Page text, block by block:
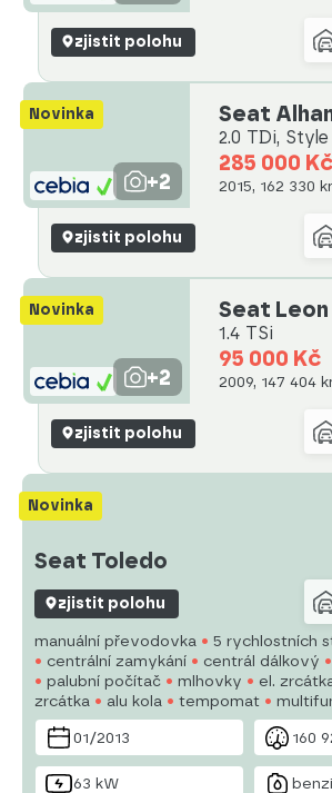
zjistit polohu
Novinka
+2
Seat
2.0 TDi, Style
285 000 Kč
2015, 162 330
zjistit polohu
Novinka
+2
Seat Leon
1.4 TSi
95 000 Kč
2009, 147 404
zjistit polohu
Novinka
Seat Toledo
zjistit polohu
manuální převodovka 5 rychlostních
centrální zamykání
centrál dálkový
palubní počítač
mlhovky el.
zrcátka
alu kola tempomat
posilovač řízení
hands free
01/2013
160
63 kW